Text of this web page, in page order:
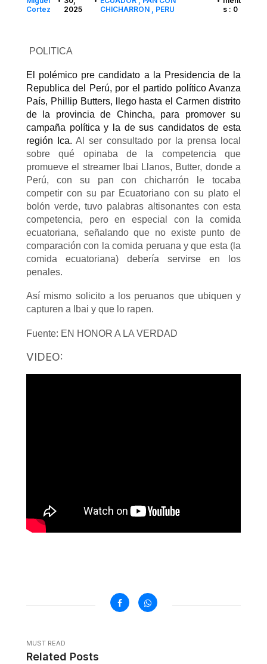
Cortez
2025
CHICHARRON
PERU
s : 0
POLITICA
El polémico pre candidato a la Presidencia de la
Republica del Perú, por el partido político Avanza
País, Phillip Butters, llego hasta el Carmen distrito
de la provincia de Chincha, para promover su
campaña política y la de sus candidatos de esta
región Ica. Al ser consultado por la prensa local
sobre qué opinaba de la competencia que
promueve el streamer Ibai Llanos, Butter, donde a
Perú, con su pan con chicharrón le tocaba
competir con su par Ecuatoriano con su plato el
bolón verde, tuvo palabras altisonantes con esta
competencia, pero en especial con la comida
ecuatoriana, señalando que no existe punto de
comparación con la comida peruana y que esta (la
comida ecuatoriana) debería servirse en los
penales.
Así mismo solicito a los peruanos que ubiquen y
capturen a Ibai y que lo rapen.
Fuente: EN HONOR A LA VERDAD
VIDEO:
MUST READ
Related Posts